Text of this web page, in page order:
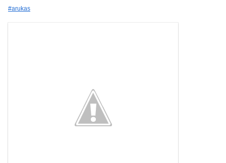
#arukas